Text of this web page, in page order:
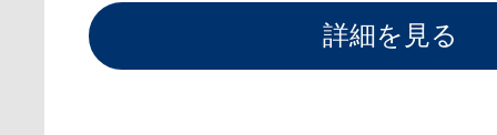
詳細を見る